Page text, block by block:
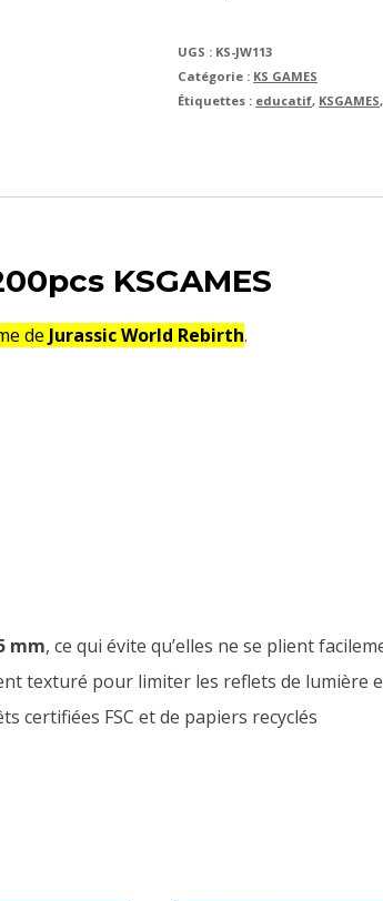
UGS : KS-JW113
Catégorie : KS GAMES
Étiquettes : educatif, KSGAMES,
KSGAMES
de Jurassic World Rebirth.
mm, ce qui évite qu’elles ne se plient
texturé pour limiter les reflets de lumière
certifiées FSC et de papiers recyclés